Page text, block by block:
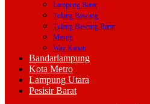
Lampung Barat
Tulang Bawang
Tulang Bawang Barat
Mesuji
Way Kanan
Bandarlampung
Kota Metro
Lampung Utara
Pesisir Barat